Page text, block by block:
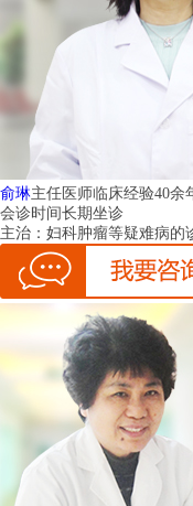
俞琳主任医师临床经验40余
会诊时间长期坐诊
主治： 妇科肿瘤等疑难病的